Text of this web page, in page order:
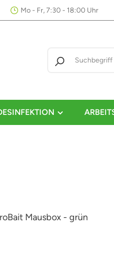
Mo - Fr, 7:30 - 18:00 Uhr